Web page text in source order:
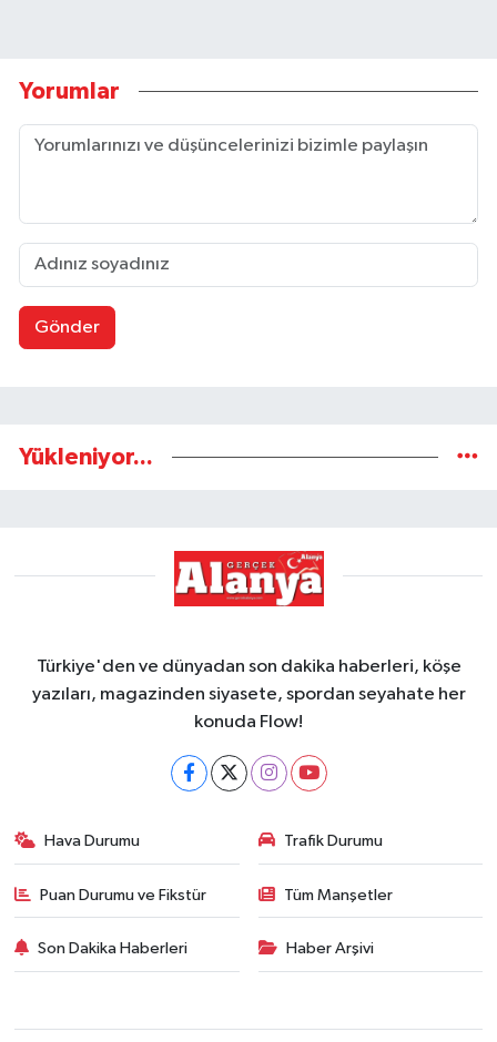
Yorumlar
Gönder
Yükleniyor...
Türkiye'den ve dünyadan son dakika haberleri, köşe
yazıları, magazinden siyasete, spordan seyahate her
konuda Flow!
Hava Durumu Trafik Durumu
Puan Durumu ve Fikstür Tüm Manşetler
Son Dakika Haberleri Haber Arşivi